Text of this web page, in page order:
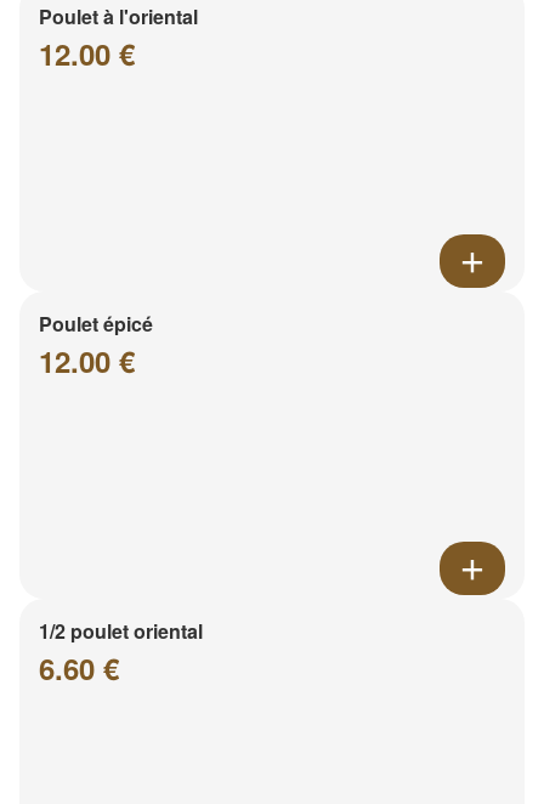
Poulet à l'oriental
12.00 €
Poulet épicé
12.00 €
1/2 poulet oriental
6.60 €